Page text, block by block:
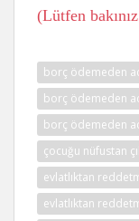
(Lütfen
borç ödemeden
borç ödemeden
borç ödemeden
çocuğu nüfustan
evlatlıktan
evlatlıktan